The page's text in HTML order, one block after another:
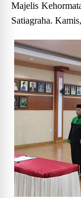
Majelis
Satiagraha.